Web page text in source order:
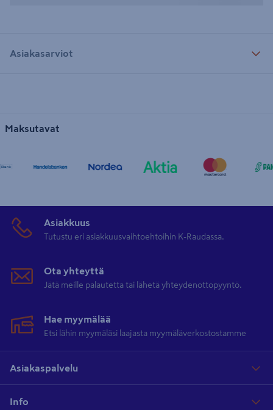
Asiakasarviot
Maksutavat
Asiakkuus
Tutustu eri asiakkuusvaihtoehtoihin K-Raudassa.
Ota yhteyttä
Jätä meille palautetta tai lähetä yhteydenottopyyntö.
Hae myymälää
Etsi lähin myymäläsi laajasta myymäläverkostostamme
Asiakaspalvelu
Info